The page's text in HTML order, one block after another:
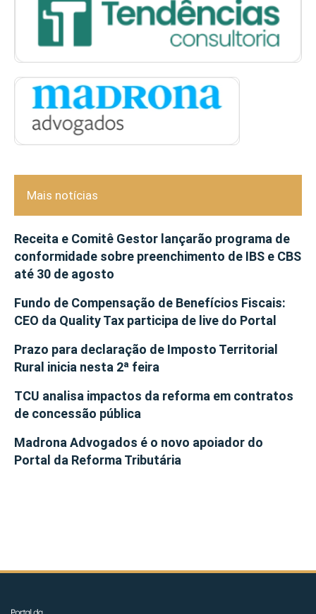
Mais notícias
Receita e Comitê Gestor lançarão programa de
conformidade sobre preenchimento de IBS e CBS
até 30 de agosto
Fundo de Compensação de Benefícios Fiscais:
CEO da Quality Tax participa de live do Portal
Prazo para declaração de Imposto Territorial
Rural inicia nesta 2ª feira
TCU analisa impactos da reforma em contratos
de concessão pública
Madrona Advogados é o novo apoiador do
Portal da Reforma Tributária